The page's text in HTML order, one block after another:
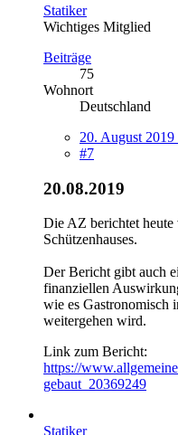
Statiker
Wichtiges Mitglied
Beiträge
75
Wohnort
Deutschland
20. August
#7
20.08.2019
Die AZ berichtet
Schützenhauses.
Der Bericht gibt auch
finanziellen
wie es Gastronomisch
weitergehen wird.
Link zum Bericht:
https://
gebaut_20369249
Statiker